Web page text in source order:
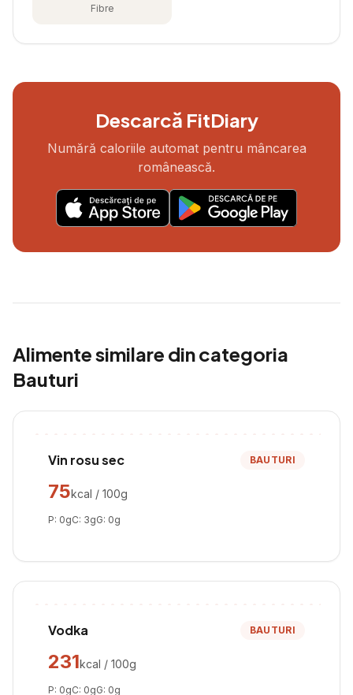
Fibre
Descarcă FitDiary
Numără caloriile automat pentru mâncarea
românească.
Alimente similare din categoria
Bauturi
Vin rosu sec BAUTURI
75kcal / 100g
P: 0gC: 3gG: 0g
Vodka BAUTURI
231kcal / 100g
P: 0gC: 0gG: 0g